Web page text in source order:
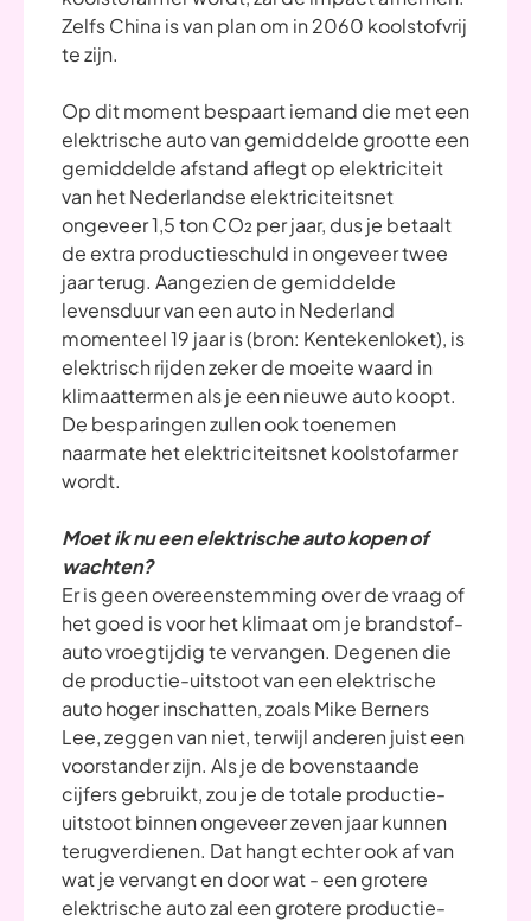
Zelfs China is van plan om in 2060 koolstofvrij
te zijn.
Op dit moment bespaart iemand die met een
elektrische auto van gemiddelde grootte een
gemiddelde afstand aflegt op elektriciteit
van het Nederlandse elektriciteitsnet
ongeveer 1,5 ton CO₂ per jaar, dus je betaalt
de extra productieschuld in ongeveer twee
jaar terug. Aangezien de gemiddelde
levensduur van een auto in Nederland
momenteel 19 jaar is (bron: Kentekenloket), is
elektrisch rijden zeker de moeite waard in
klimaattermen als je een nieuwe auto koopt.
De besparingen zullen ook toenemen
naarmate het elektriciteitsnet koolstofarmer
wordt.
Moet ik nu een elektrische auto kopen of
wachten?
Er is geen overeenstemming over de vraag of
het goed is voor het klimaat om je brandstof-
auto vroegtijdig te vervangen. Degenen die
de productie-uitstoot van een elektrische
auto hoger inschatten, zoals Mike Berners
Lee, zeggen van niet, terwijl anderen juist een
voorstander zijn. Als je de bovenstaande
cijfers gebruikt, zou je de totale productie-
uitstoot binnen ongeveer zeven jaar kunnen
terugverdienen. Dat hangt echter ook af van
wat je vervangt en door wat - een grotere
elektrische auto zal een grotere productie-